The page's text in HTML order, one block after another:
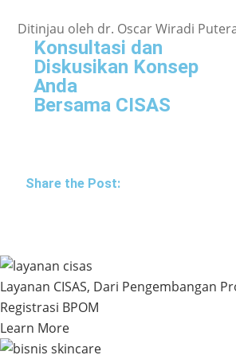
Ditinjau oleh dr. Oscar Wiradi
Konsultasi dan
Diskusikan Konsep
Anda
Bersama CISAS
Share the Post:
Layanan CISAS, Dari Pengembangan
Registrasi BPOM
Learn More